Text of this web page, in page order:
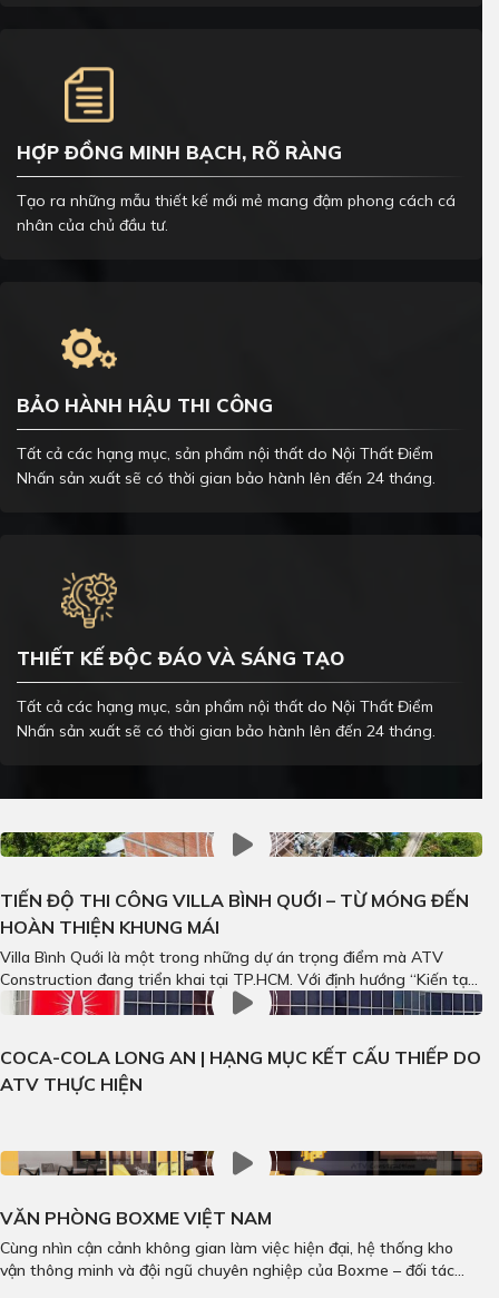
HỢP ĐỒNG MINH BẠCH, RÕ RÀNG
Tạo ra những mẫu thiết kế mới mẻ mang đậm phong cách cá
nhân của chủ đầu tư.
BẢO HÀNH HẬU THI CÔNG
Tất cả các hạng mục, sản phẩm nội thất do Nội Thất Điểm
Nhấn sản xuất sẽ có thời gian bảo hành lên đến 24 tháng.
THIẾT KẾ ĐỘC ĐÁO VÀ SÁNG TẠO
Tất cả các hạng mục, sản phẩm nội thất do Nội Thất Điểm
Nhấn sản xuất sẽ có thời gian bảo hành lên đến 24 tháng.
TIẾN ĐỘ THI CÔNG VILLA BÌNH QUỚI – TỪ MÓNG ĐẾN
HOÀN THIỆN KHUNG MÁI
Villa Bình Quới là một trong những dự án trọng điểm mà ATV
Construction đang triển khai tại TP.HCM. Với định hướng “Kiến tạo
công trình vĩ đại”, chúng tôi cam kết mang đến một không gian
COCA-COLA LONG AN | HẠNG MỤC KẾT CẤU THIẾP DO
ATV THỰC HIỆN
VĂN PHÒNG BOXME VIỆT NAM
Cùng nhìn cận cảnh không gian làm việc hiện đại, hệ thống kho
vận thông minh và đội ngũ chuyên nghiệp của Boxme – đối tác